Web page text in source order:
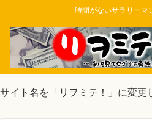
時間がないサラリーマ
サイト名を「リヲミテ！」に変更